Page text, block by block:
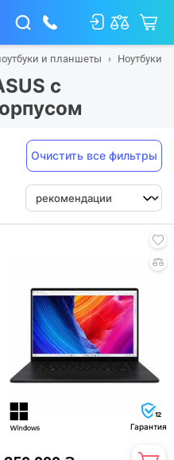
и планшеты Ноутбуки
с
Очистить все фильтры
12
Гарантия